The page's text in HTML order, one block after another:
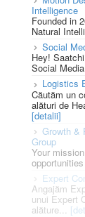
Intelligence
Founded in
Natural
Social
Hey!
Social
Logistics
Căutăm un
alături de
[detalii]
Growth &
Group
Your
Expert
Angajăm
unui Expert
alăture...